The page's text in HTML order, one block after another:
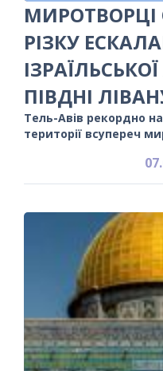
РІЗКУ
ПІВДНІ
Тель-Авів рекордно
території всупереч